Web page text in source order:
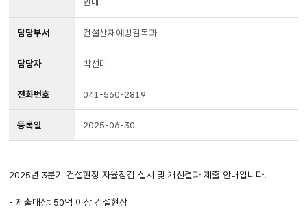
안내
담당부서 건설산재예방감독과
담당자 박선미
전화번호 041-560-2819
등록일 2025-06-30
2025년 3분기 건설현장 자율점검 실시 및 개선결과 제출 안내입니다.
- 제출대상: 50억 이상 건설현장